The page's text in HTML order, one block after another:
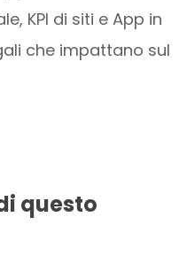
KPI di siti e App in
che impattano sul
questo